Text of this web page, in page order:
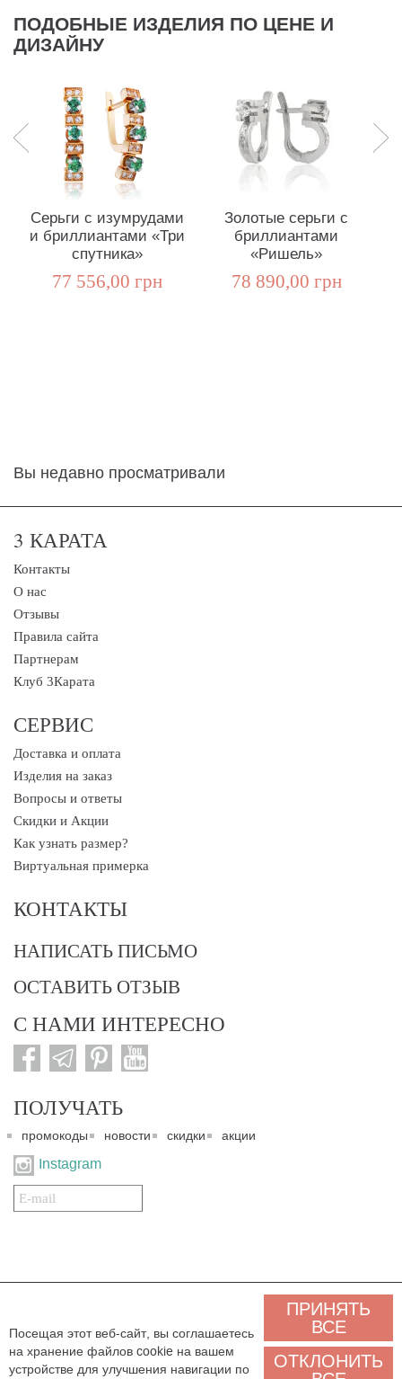
ПОДОБНЫЕ ИЗДЕЛИЯ ПО ЦЕНЕ И
ДИЗАЙНУ
Серьги с изумрудами
и бриллиантами «Три
спутника»
77 556,00 грн
Золотые серьги с
бриллиантами
«Ришель»
78 890,00 грн
Вы недавно просматривали
3 КАРАТА
Контакты
О нас
Отзывы
Правила сайта
Партнерам
Клуб 3Карата
СЕРВИС
Доставка и оплата
Изделия на заказ
Вопросы и ответы
Скидки и Акции
Как узнать размер?
Виртуальная примерка
КОНТАКТЫ
НАПИСАТЬ ПИСЬМО
ОСТАВИТЬ ОТЗЫВ
С НАМИ ИНТЕРЕСНО
ПОЛУЧАТЬ
промокоды новости скидки акции
Instagram
Подписаться
на
собственностью "3 Карата ТМ" и охраняются Законом об авторском праве действующего
законодательства государства Украина. Этот сайт и его контент может использоваться
сторонними лицами и организациями только для некоммерческих целей. Любая загрузка,
копирование, печать, иное использование материалов данного сайта для некоммерческих целей
должно сопровождаться работающей ссылкой или иным указанием на источник.
Посещая этот веб-сайт, вы соглашаетесь
на хранение файлов cookie на вашем
устройстве для улучшения навигации по
ПРИНЯТЬ
ВСЕ
ОТКЛОНИТЬ